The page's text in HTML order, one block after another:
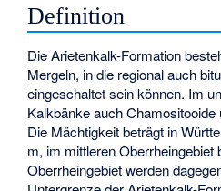
Definition
Die Arietenkalk-Formation
Mergeln, in die regional auch
eingeschaltet sein können. Im
Kalkbänke auch Chamositooide
Die Mächtigkeit beträgt in
m, im mittleren
Oberrheingebiet werden